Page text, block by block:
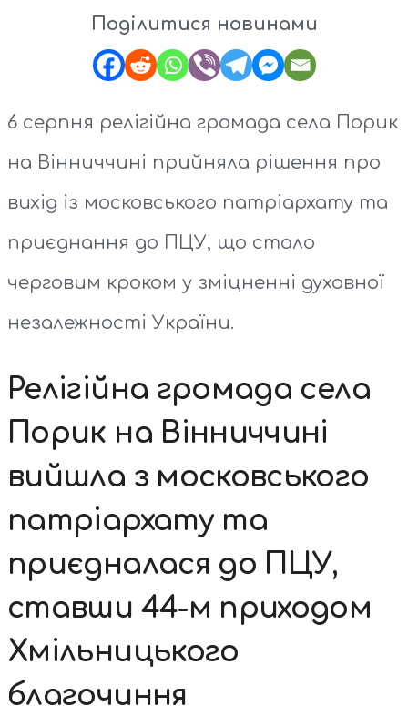
Поділитися новинами
6 серпня релігійна громада села Порик
на Вінниччині прийняла рішення про
вихід із московського патріархату та
приєднання до ПЦУ, що стало
черговим кроком у зміцненні духовної
незалежності України.
Релігійна громада села
Порик на Вінниччині
вийшла з московського
патріархату та
приєдналася до ПЦУ,
ставши 44-м приходом
Хмільницького
благочиння